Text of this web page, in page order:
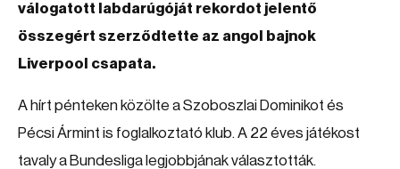
válogatott labdarúgóját rekordot jelentő
összegért szerződtette az angol bajnok
Liverpool csapata.
A hírt pénteken közölte a Szoboszlai Dominikot és
Pécsi Ármint is foglalkoztató klub. A 22 éves játékost
tavaly a Bundesliga legjobbjának választották.